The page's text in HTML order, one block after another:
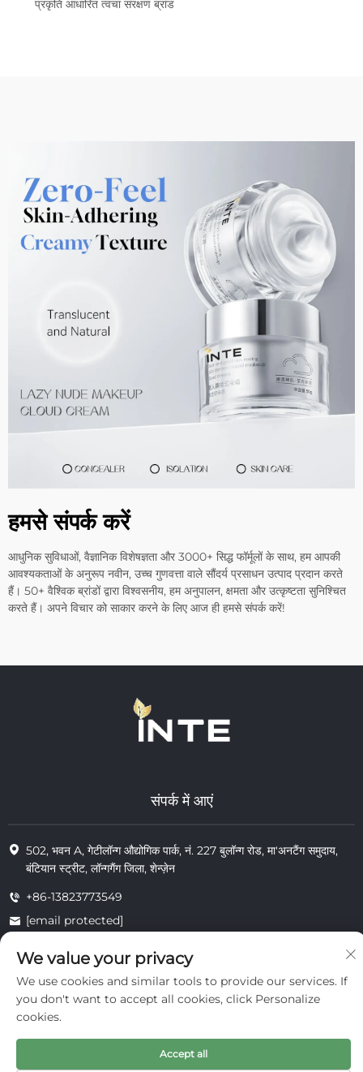
प्रकृति आधारित त्वचा संरक्षण ब्रांड
हमसे संपर्क करें
आधुनिक सुविधाओं, वैज्ञानिक विशेषज्ञता और 3000+ सिद्ध फॉर्मूलों के साथ, हम आपकी
आवश्यकताओं के अनुरूप नवीन, उच्च गुणवत्ता वाले सौंदर्य प्रसाधन उत्पाद प्रदान करते
हैं। 50+ वैश्विक ब्रांडों द्वारा विश्वसनीय, हम अनुपालन, क्षमता और उत्कृष्टता सुनिश्चित
करते हैं। अपने विचार को साकार करने के लिए आज ही हमसे संपर्क करें!
संपर्क में आएं
502, भवन A, गेटीलॉन्ग औद्योगिक पार्क, नं. 227 बुलॉन्ग रोड, मा'अनटैंग समुदाय,
बंटियान स्ट्रीट, लॉन्गगैंग जिला, शेन्ज़ेन
+86-13823773549
[email protected]
© 2025 इंटे कॉस्मेटिक्स (शेन्ज़ेन) कंपनी लिमिटेड के सभी अधिकार सुरक्षित
निजता
We value your privacy
We use cookies and similar tools to provide our services. If
you don't want to accept all cookies, click Personalize
cookies.
Accept all